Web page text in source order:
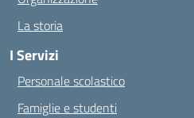
La storia
I Servizi
Personale scolastico
Famiglie e studenti